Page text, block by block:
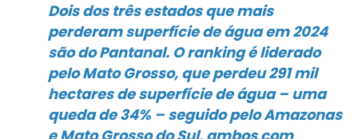
Dois dos três estados que mais
perderam superfície de água em 2024
são do Pantanal. O ranking é liderado
pelo Mato Grosso, que perdeu 291 mil
hectares de superfície de água – uma
queda de 34% – seguido pelo Amazonas